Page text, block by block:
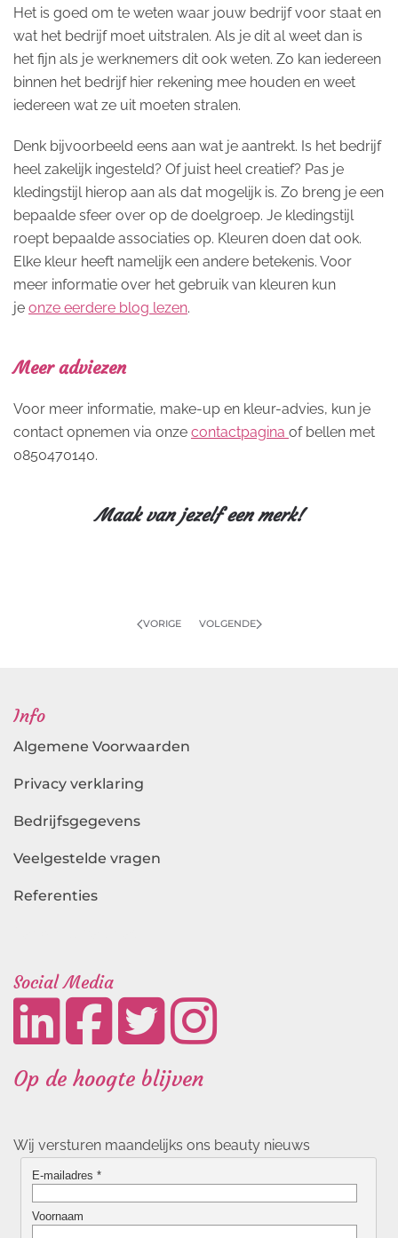
Het is goed om te weten waar jouw bedrijf voor staat en
wat het bedrijf moet uitstralen. Als je dit al weet dan is
het fijn als je werknemers dit ook weten. Zo kan iedereen
binnen het bedrijf hier rekening mee houden en weet
iedereen wat ze uit moeten stralen.
Denk bijvoorbeeld eens aan wat je aantrekt. Is het bedrijf
heel zakelijk ingesteld? Of juist heel creatief? Pas je
kledingstijl hierop aan als dat mogelijk is. Zo breng je een
bepaalde sfeer over op de doelgroep. Je kledingstijl
roept bepaalde associaties op. Kleuren doen dat ook.
Elke kleur heeft namelijk een andere betekenis. Voor
meer informatie over het gebruik van kleuren kun
je onze eerdere blog lezen.
Meer adviezen
Voor meer informatie, make-up en kleur-advies, kun je
contact opnemen via onze contactpagina of bellen met
0850470140.
Maak van jezelf een merk!
VORIGE VOLGENDE
Info
Algemene Voorwaarden
Privacy verklaring
Bedrijfsgegevens
Veelgestelde vragen
Referenties
Social Media
Op de hoogte blijven
Wij versturen maandelijks ons beauty nieuws